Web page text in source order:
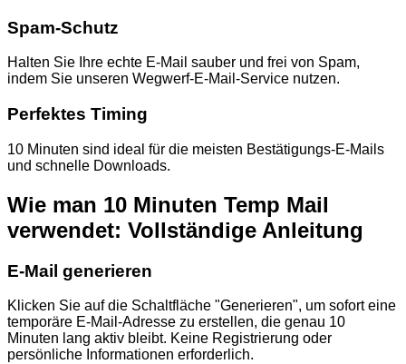
Spam-Schutz
Halten Sie Ihre echte E-Mail sauber und frei von Spam,
indem Sie unseren Wegwerf-E-Mail-Service nutzen.
Perfektes Timing
10 Minuten sind ideal für die meisten Bestätigungs-E-Mails
und schnelle Downloads.
Wie man 10 Minuten Temp Mail
verwendet: Vollständige Anleitung
E-Mail generieren
Klicken Sie auf die Schaltfläche "Generieren", um sofort eine
temporäre E-Mail-Adresse zu erstellen, die genau 10
Minuten lang aktiv bleibt. Keine Registrierung oder
persönliche Informationen erforderlich.